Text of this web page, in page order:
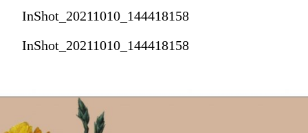
InShot_20211010_144418158
InShot_20211010_144418158